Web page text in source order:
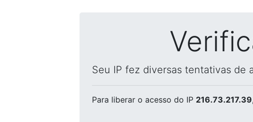
Seu IP fez diversas tentativas de
Para liberar o acesso do IP 216.73.217.39